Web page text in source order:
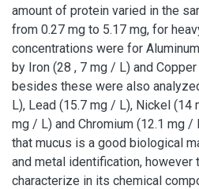
amount of protein varied in the
from 0.27 mg to 5.17 mg, for
concentrations were for
by Iron (28 , 7 mg / L) and
besides these were also
L), Lead (15.7 mg / L), Nickel (14
mg / L) and Chromium (12.1 mg
that mucus is a good biological
and metal identification, however
characterize in its chemical